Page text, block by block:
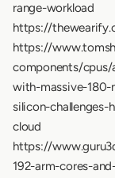
range-workload
https://
https://
components/cpus/
with-massive-
silicon-
cloud
https://
192-arm-cores-